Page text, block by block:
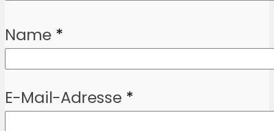
Name *
E-Mail-Adresse *